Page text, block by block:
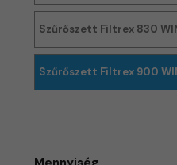
Szűrőszett Filtrex 830
Szűrőszett Filtrex 900